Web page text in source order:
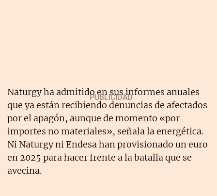
Naturgy ha admitido en sus informes anuales
que ya están recibiendo denuncias de afectados
por el apagón, aunque de momento «por
importes no materiales», señala la energética.
Ni Naturgy ni Endesa han provisionado un euro
en 2025 para hacer frente a la batalla que se
avecina.